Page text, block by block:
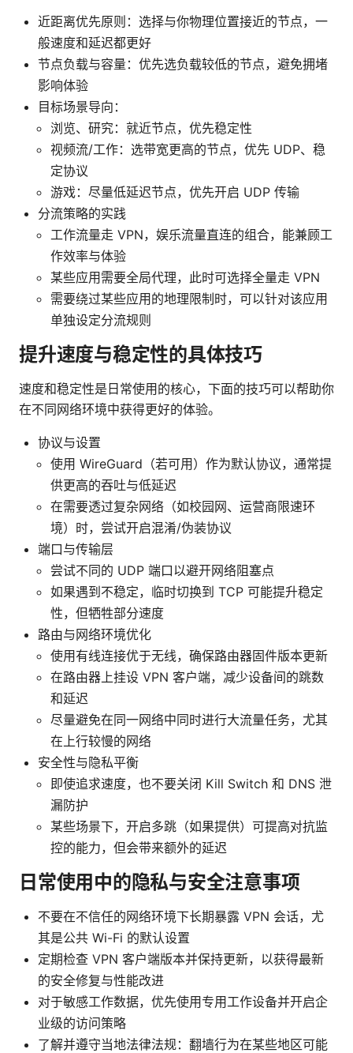
近距离优先原则：选择与你物理位置接近的节点，一
般速度和延迟都更好
节点负载与容量：优先选负载较低的节点，避免拥堵
影响体验
目标场景导向：
浏览、研究：就近节点，优先稳定性
视频流/工作：选带宽更高的节点，优先 UDP、稳
定协议
游戏：尽量低延迟节点，优先开启 UDP 传输
分流策略的实践
工作流量走 VPN，娱乐流量直连的组合，能兼顾工
作效率与体验
某些应用需要全局代理，此时可选择全量走 VPN
需要绕过某些应用的地理限制时，可以针对该应用
单独设定分流规则
提升速度与稳定性的具体技巧
速度和稳定性是日常使用的核心，下面的技巧可以帮助你
在不同网络环境中获得更好的体验。
协议与设置
使用 WireGuard（若可用）作为默认协议，通常提
供更高的吞吐与低延迟
在需要透过复杂网络（如校园网、运营商限速环
境）时，尝试开启混淆/伪装协议
端口与传输层
尝试不同的 UDP 端口以避开网络阻塞点
如果遇到不稳定，临时切换到 TCP 可能提升稳定
性，但牺牲部分速度
路由与网络环境优化
使用有线连接优于无线，确保路由器固件版本更新
在路由器上挂设 VPN 客户端，减少设备间的跳数
和延迟
尽量避免在同一网络中同时进行大流量任务，尤其
在上行较慢的网络
安全性与隐私平衡
即使追求速度，也不要关闭 Kill Switch 和 DNS 泄
漏防护
某些场景下，开启多跳（如果提供）可提高对抗监
控的能力，但会带来额外的延迟
日常使用中的隐私与安全注意事项
不要在不信任的网络环境下长期暴露 VPN 会话，尤
其是公共 Wi-Fi 的默认设置
定期检查 VPN 客户端版本并保持更新，以获得最新
的安全修复与性能改进
对于敏感工作数据，优先使用专用工作设备并开启企
业级的访问策略
了解并遵守当地法律法规：翻墙行为在某些地区可能